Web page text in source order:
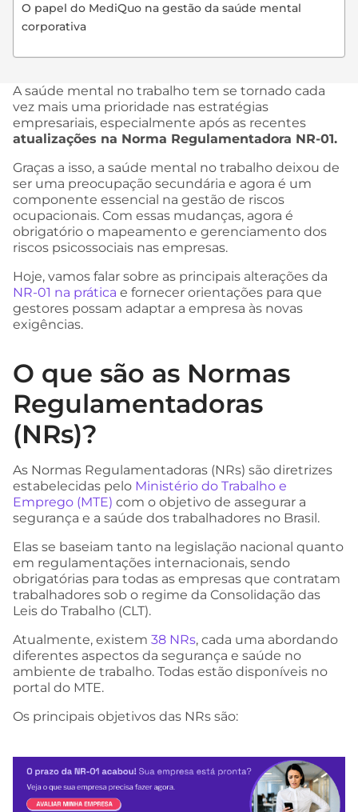
O papel do MediQuo na gestão da saúde mental
corporativa
A saúde mental no trabalho tem se tornado cada
vez mais uma prioridade nas estratégias
empresariais, especialmente após as recentes
atualizações na Norma Regulamentadora NR-01.
Graças a isso, a saúde mental no trabalho deixou de
ser uma preocupação secundária e agora é um
componente essencial na gestão de riscos
ocupacionais. Com essas mudanças, agora é
obrigatório o mapeamento e gerenciamento dos
riscos psicossociais nas empresas.
Hoje, vamos falar sobre as principais alterações da
NR-01 na prática e fornecer orientações para que
gestores possam adaptar a empresa às novas
exigências.
O que são as Normas
Regulamentadoras
(NRs)?
As Normas Regulamentadoras (NRs) são diretrizes
estabelecidas pelo Ministério do Trabalho e
Emprego (MTE) com o objetivo de assegurar a
segurança e a saúde dos trabalhadores no Brasil.
Elas se baseiam tanto na legislação nacional quanto
em regulamentações internacionais, sendo
obrigatórias para todas as empresas que contratam
trabalhadores sob o regime da Consolidação das
Leis do Trabalho (CLT).
Atualmente, existem 38 NRs, cada uma abordando
diferentes aspectos da segurança e saúde no
ambiente de trabalho. Todas estão disponíveis no
portal do MTE.
Os principais objetivos das NRs são: